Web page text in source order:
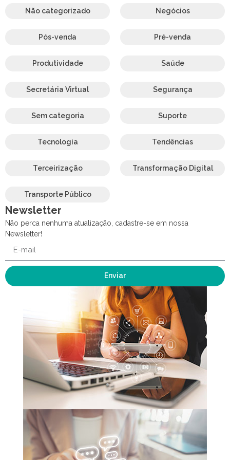
Não categorizado Negócios
Pós-venda Pré-venda
Produtividade Saúde
Secretária Virtual Segurança
Sem categoria Suporte
Tecnologia Tendências
Terceirização Transformação Digital
Transporte Público
Newsletter
Não perca nenhuma atualização, cadastre-se em nossa
Newsletter!
Enviar